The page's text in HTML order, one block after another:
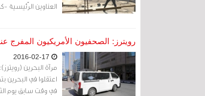
العناوين الرّئيسية -
رويترز: الصحفيون الأمريكيون المفرج
مرآة البحرين
اعتقلوا في البحرين
في وقت سابق يوم الثلاثاء 16 فبراير/